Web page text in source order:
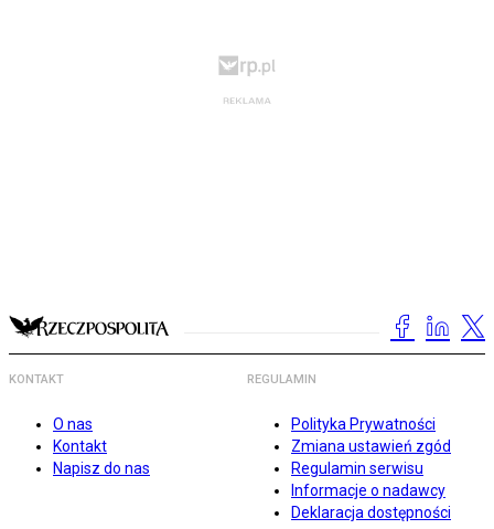
KONTAKT
O nas
Kontakt
Napisz do nas
REGULAMIN
Polityka Prywatności
Zmiana ustawień zgód
Regulamin serwisu
Informacje o nadawcy
Deklaracja dostępności